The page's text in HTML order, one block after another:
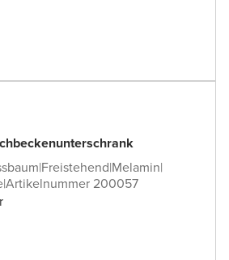
|Freistehend|Melamin|
|Artikelnummer 200057